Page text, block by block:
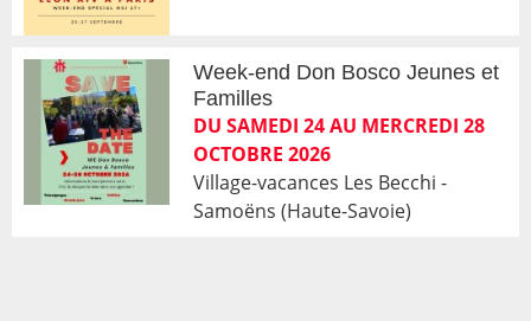
Week-end Don Bosco Jeunes et
Familles
DU SAMEDI 24 AU MERCREDI 28
OCTOBRE 2026
Village-vacances Les Becchi -
Samoëns (Haute-Savoie)